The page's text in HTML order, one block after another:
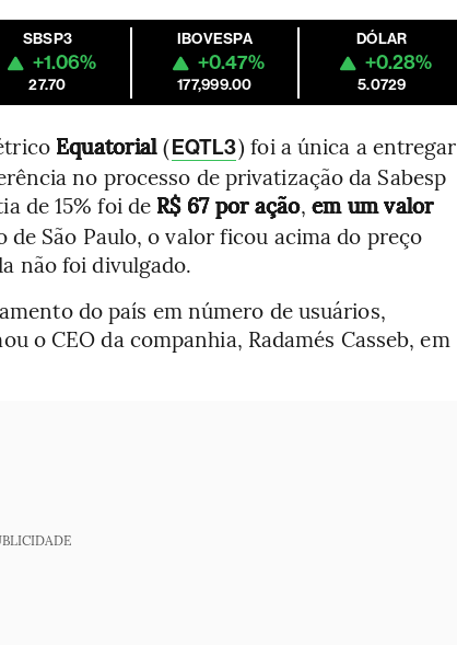
SBSP3
+1.06%
27.70
IBOVESPA
+0.47%
177,999.00
DÓLAR
+0.28%
5.0729
Equatorial(EQTL3) foi a única a entregar
no processo de privatização da Sabesp
de 15% foi de R$ 67 por ação, em um valor
de São Paulo, o valor ficou acima do preço
não foi divulgado.
do país em número de usuários,
o CEO da companhia, Radamés Casseb, em